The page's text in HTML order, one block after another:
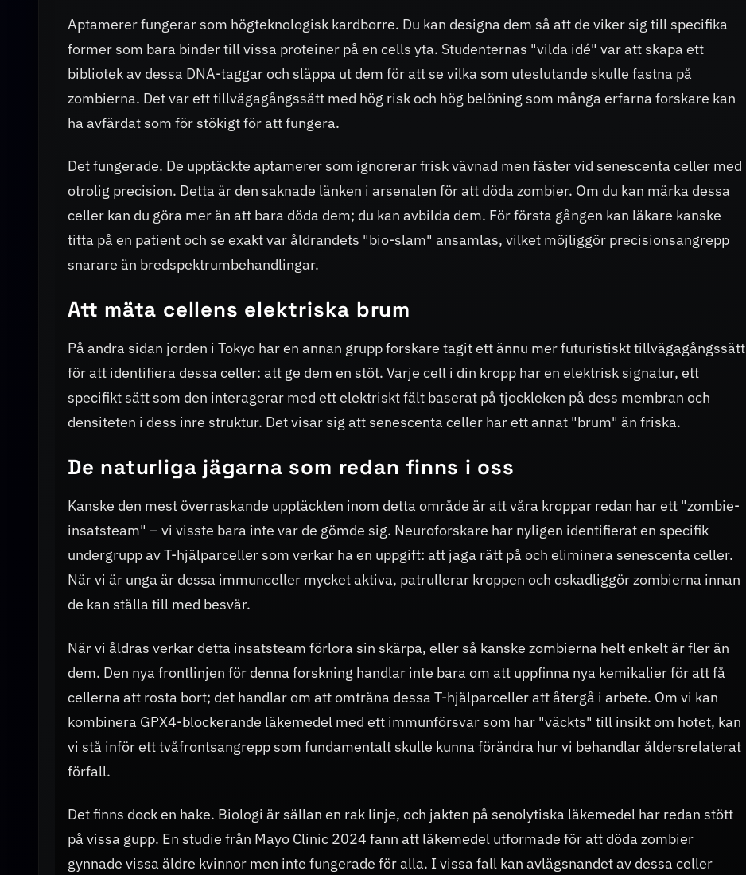
Aptamerer fungerar som högteknologisk kardborre. Du kan designa dem så att de viker sig till specifika
former som bara binder till vissa proteiner på en cells yta. Studenternas "vilda idé" var att skapa ett
bibliotek av dessa DNA-taggar och släppa ut dem för att se vilka som uteslutande skulle fastna på
zombierna. Det var ett tillvägagångssätt med hög risk och hög belöning som många erfarna forskare kan
ha avfärdat som för stökigt för att fungera.
Det fungerade. De upptäckte aptamerer som ignorerar frisk vävnad men fäster vid senescenta celler med
otrolig precision. Detta är den saknade länken i arsenalen för att döda zombier. Om du kan märka dessa
celler kan du göra mer än att bara döda dem; du kan avbilda dem. För första gången kan läkare kanske
titta på en patient och se exakt var åldrandets "bio-slam" ansamlas, vilket möjliggör precisionsangrepp
snarare än bredspektrumbehandlingar.
Att mäta cellens elektriska brum
På andra sidan jorden i Tokyo har en annan grupp forskare tagit ett ännu mer futuristiskt tillvägagångssätt
för att identifiera dessa celler: att ge dem en stöt. Varje cell i din kropp har en elektrisk signatur, ett
specifikt sätt som den interagerar med ett elektriskt fält baserat på tjockleken på dess membran och
densiteten i dess inre struktur. Det visar sig att senescenta celler har ett annat "brum" än friska.
De naturliga jägarna som redan finns i oss
Kanske den mest överraskande upptäckten inom detta område är att våra kroppar redan har ett "zombie-
insatsteam" – vi visste bara inte var de gömde sig. Neuroforskare har nyligen identifierat en specifik
undergrupp av T-hjälparceller som verkar ha en uppgift: att jaga rätt på och eliminera senescenta celler.
När vi är unga är dessa immunceller mycket aktiva, patrullerar kroppen och oskadliggör zombierna innan
de kan ställa till med besvär.
När vi åldras verkar detta insatsteam förlora sin skärpa, eller så kanske zombierna helt enkelt är fler än
dem. Den nya frontlinjen för denna forskning handlar inte bara om att uppfinna nya kemikalier för att få
cellerna att rosta bort; det handlar om att omträna dessa T-hjälparceller att återgå i arbete. Om vi kan
kombinera GPX4-blockerande läkemedel med ett immunförsvar som har "väckts" till insikt om hotet, kan
vi stå inför ett tvåfrontsangrepp som fundamentalt skulle kunna förändra hur vi behandlar åldersrelaterat
förfall.
Det finns dock en hake. Biologi är sällan en rak linje, och jakten på senolytiska läkemedel har redan stött
på vissa gupp. En studie från Mayo Clinic 2024 fann att läkemedel utformade för att döda zombier
gynnade vissa äldre kvinnor men inte fungerade för alla. I vissa fall kan avlägsnandet av dessa celler